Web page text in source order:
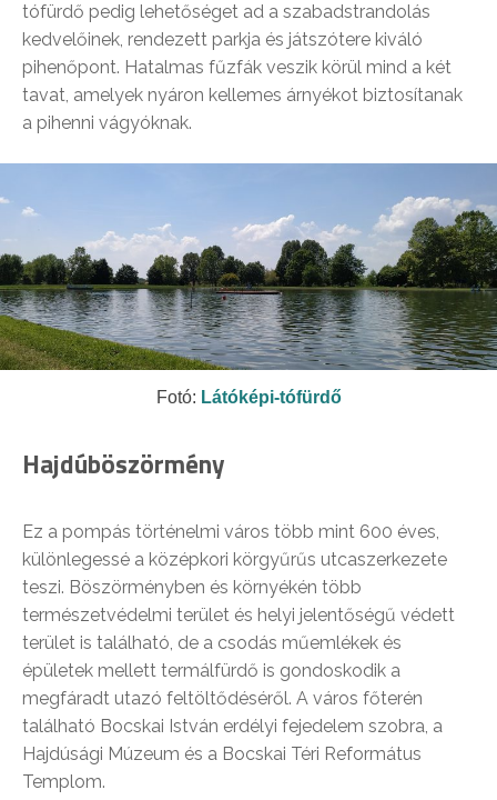
tófürdő pedig lehetőséget ad a szabadstrandolás
kedvelőinek, rendezett parkja és játszótere kiváló
pihenőpont. Hatalmas fűzfák veszik körül mind a két
tavat, amelyek nyáron kellemes árnyékot biztosítanak
a pihenni vágyóknak.
Fotó: Látóképi-tófürdő
Hajdúböszörmény
Ez a pompás történelmi város több mint 600 éves,
különlegessé a középkori körgyűrűs utcaszerkezete
teszi. Böszörményben és környékén több
természetvédelmi terület és helyi jelentőségű védett
terület is található, de a csodás műemlékek és
épületek mellett termálfürdő is gondoskodik a
megfáradt utazó feltöltődéséről. A város főterén
található Bocskai István erdélyi fejedelem szobra, a
Hajdúsági Múzeum és a Bocskai Téri Református
Templom.